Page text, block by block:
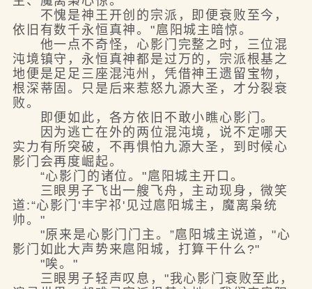
不愧是神王开创的宗派，即便衰败至今，
依旧有数千永恒真神。"扈阳城主暗惊。
他一点不奇怪，心影门完整之时，三位混
沌境镇守，永恒真神都是过万的，宗派根基之
地便是足足三座混沌州，凭借神王遗留宝物，
根深蒂固。只是后来惹怒九源大圣，才分裂衰
败。
即便如此，各方依旧不敢小瞧心影门。
因为逃亡在外的两位混沌境，说不定哪天
实力有所突破，不再惧怕九源大圣，到时候心
影门会再度崛起。
“心影门的诸位。"扈阳城主开口。
三眼男子飞出一艘飞舟，主动现身，微笑
道:“心影门'丰宇祁'见过扈阳城主，魔离枭统
帅。"
"原来是心影门门主。”扈阳城主说道，"心
影门如此大声势来扈阳城，打算干什么?"
"唉。"
三眼男子轻声叹息，"我心影门衰败至此，